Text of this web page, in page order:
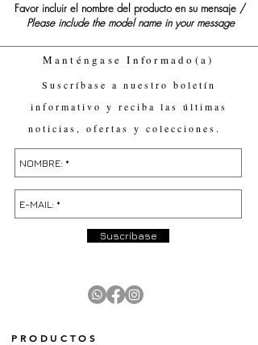
Favor incluir el nombre del producto en su mensaje /
Please include the model name in your message
Manténgase Informado(a)
Suscríbase a nuestro boletín
informativo y reciba las últimas
noticias, ofertas y colecciones.
Suscríbase
PRODUCTOS